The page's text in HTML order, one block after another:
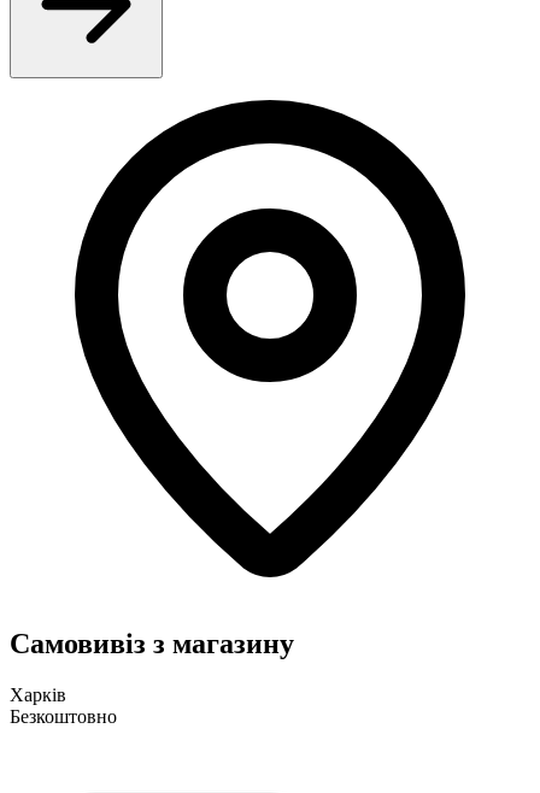
Самовивіз з магазину
Харків
Безкоштовно